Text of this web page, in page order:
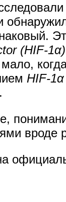
(HIF-1α)
мало,
HIF-1α
.
вроде